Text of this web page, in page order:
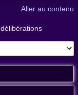
Aller au contenu